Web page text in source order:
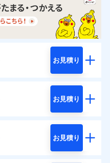
お見積り
お見積り
お見積り